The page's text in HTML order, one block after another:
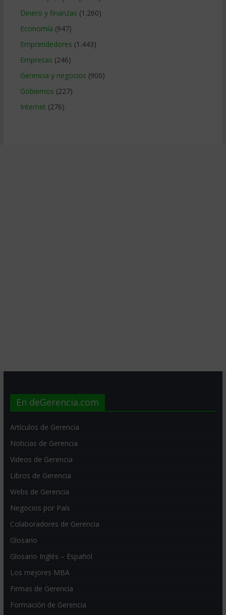
Dinero y finanzas (1.260)
Economía (947)
Emprendedores (1.443)
Empresas (246)
Gerencia y negocios (900)
Gobiernos (227)
Internet (276)
En deGerencia.com
Artículos de Gerencia
Noticias de Gerencia
Videos de Gerencia
Libros de Gerencia
Webs de Gerencia
Negocios por País
Colaboradores de Gerencia
Glosario
Glosario Inglés – Español
Los mejores MBA
Firmas de Gerencia
Formación de Gerencia